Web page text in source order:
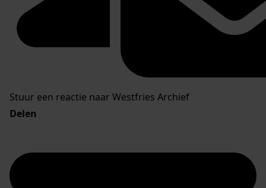
Stuur een reactie naar Westfries Archief
Delen